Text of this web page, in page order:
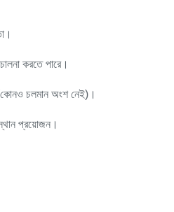
করতে পারে।
চলমান অংশ নেই)।
প্রয়োজন।